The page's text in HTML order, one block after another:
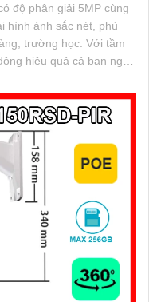
độ phân giải 5MP cùng
hình ảnh sắc nét, phù
học. Với tầm
hiệu quả cả ban ngày